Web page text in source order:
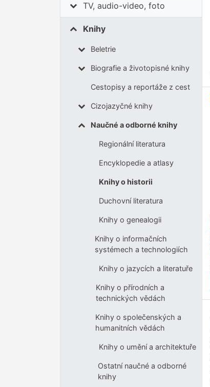
TV, audio-video, foto
Knihy
Beletrie
Biografie a životopisné knihy
Cestopisy a reportáže z cest
Cizojazyčné knihy
Naučné a odborné knihy
Regionální literatura
Encyklopedie a atlasy
Knihy o historii
Duchovní literatura
Knihy o genealogii
Knihy o informačních
systémech a technologiích
Knihy o jazycích a literatuře
Knihy o přírodních a
technických vědách
Knihy o společenských a
humanitních vědách
Knihy o umění a architektuře
Ostatní naučné a odborné
knihy